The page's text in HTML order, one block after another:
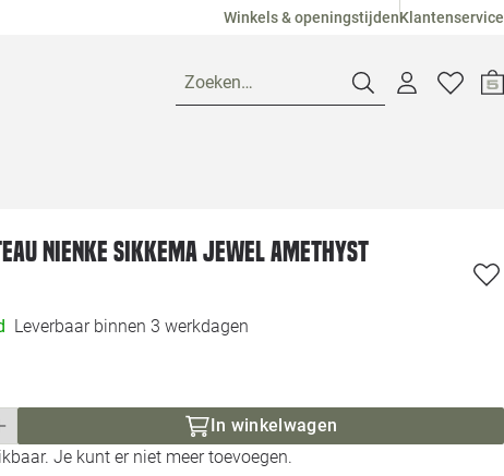
Winkels & openingstijdenKlantenservice
Zoeken…
Pagina suggesties
Winkels
Veelgestelde vragen
Loods 5
Nienke Sikkema Jewel amethyst
Leverbaar binnen 3 werkdagen
In winkelwagen
Je kunt er niet meer toevoegen.